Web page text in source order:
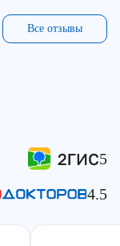
Все отзывы
5
4.5